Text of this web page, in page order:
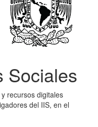
Sociales
recursos digitales
del IIS, en el